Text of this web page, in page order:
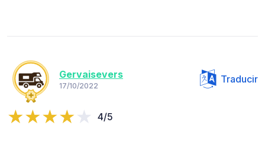
Gervaisevers
17/10/2022
Traducir
4/5